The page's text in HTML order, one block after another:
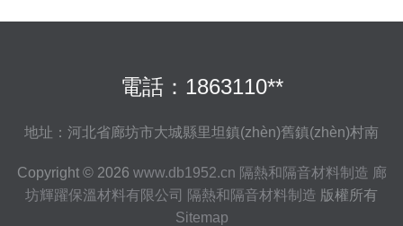
電話：1863110**
地址：河北省廊坊市大城縣里坦鎮(zhèn)舊鎮(zhèn)村南
Copyright © 2026 www.db1952.cn 隔熱和隔音材料制造 廊
坊輝躍保溫材料有限公司 隔熱和隔音材料制造 版權所有
Sitemap